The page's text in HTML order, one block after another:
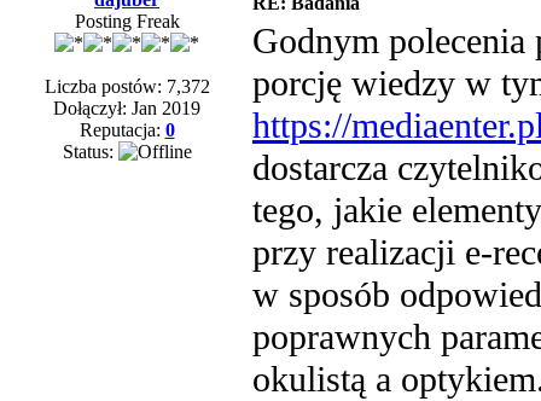
Posting Freak
Liczba postów: 7,372
Dołączył: Jan 2019
Reputacja: 0
Status:
Godnym polecenia
porcję wiedzy w
https://
dostarcza
tego, jakie
przy realizacji
w sposób
poprawnych
okulistą a